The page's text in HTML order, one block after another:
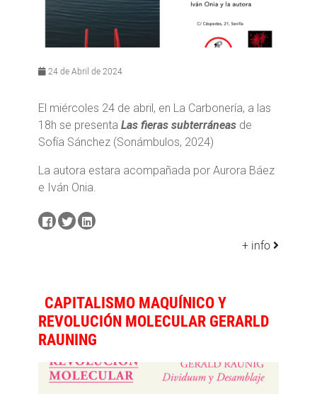
24 de Abril de 2024
El miércoles 24 de abril, en La Carbonería, a las
18h se presenta Las fieras subterráneas de
Sofía Sánchez (Sonámbulos, 2024)
La autora estara acompañada por Aurora Báez
e Iván Onia.
+ info
CAPITALISMO MAQUÍNICO Y
REVOLUCIÓN MOLECULAR GERARLD
RAUNING